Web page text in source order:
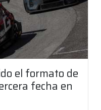
el formato de
fecha en